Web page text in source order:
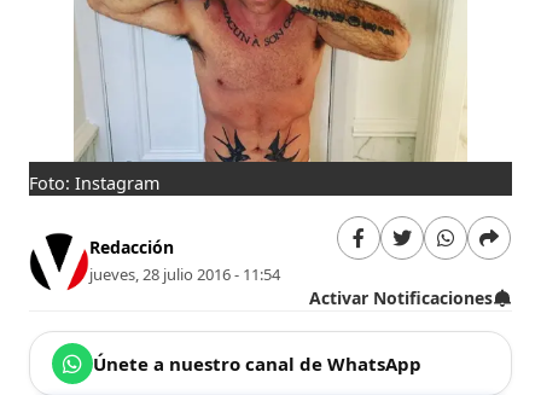
Foto: Instagram
Redacción
jueves, 28 julio 2016 - 11:54
Activar Notificaciones
Únete a nuestro canal de WhatsApp